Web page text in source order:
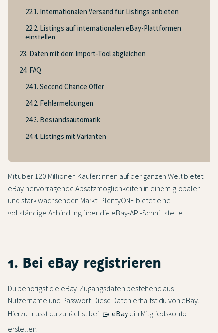
22.1. Internationalen Versand für Listings anbieten
22.2. Listings auf internationalen eBay-Plattformen
einstellen
23. Daten mit dem Import-Tool abgleichen
24. FAQ
24.1. Second Chance Offer
24.2. Fehlermeldungen
24.3. Bestandsautomatik
24.4. Listings mit Varianten
Mit über 120 Millionen Käufer:innen auf der ganzen Welt bietet
eBay hervorragende Absatzmöglichkeiten in einem globalen
und stark wachsenden Markt. PlentyONE bietet eine
vollständige Anbindung über die eBay-API-Schnittstelle.
1. Bei eBay registrieren
Du benötigst die eBay-Zugangsdaten bestehend aus
Nutzername und Passwort. Diese Daten erhältst du von eBay.
Hierzu musst du zunächst bei
eBayein Mitgliedskonto
erstellen.